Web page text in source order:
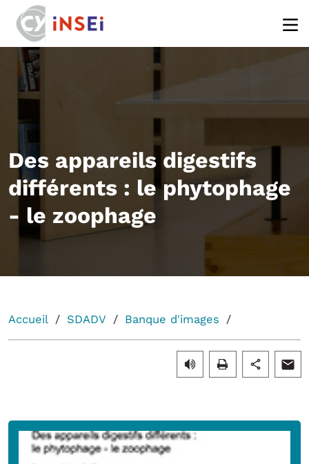
Des appareils digestifs
différents : le phytophage
- le zoophage
Accueil SDADV Banque d'images